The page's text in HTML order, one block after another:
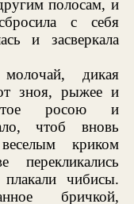
полосам, и
с себя
и засверкала
дикая
зноя, рыжее и
росою и
чтоб вновь
криком
перекликались
чибисы.
бричкой,